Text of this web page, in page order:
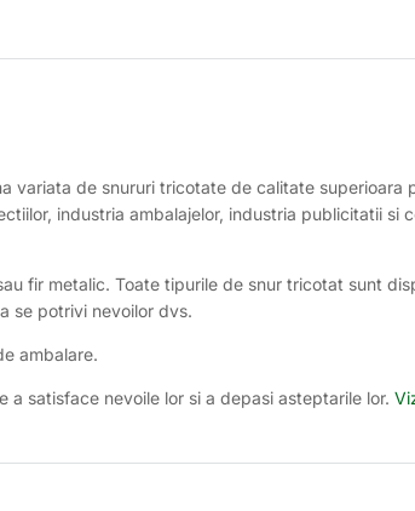
variata de snururi tricotate de calitate superioara
industria ambalajelor, industria publicitatii si
fir metalic. Toate tipurile de snur tricotat sunt
se potrivi nevoilor dvs.
ambalare.
satisface nevoile lor si a depasi asteptarile lor.